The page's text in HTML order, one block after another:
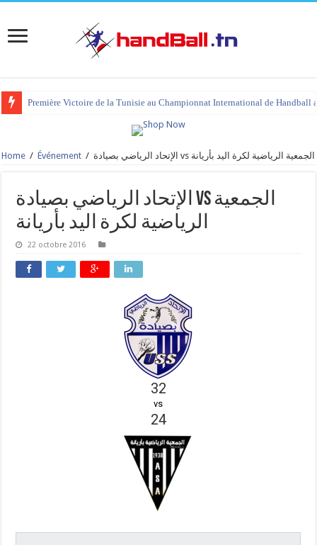
Première Victoire de la Tunisie au Championnat International de Handball
Home / Événement / الإتحاد الرياضي بصيادة vs الجمعية الرياضية لكرة اليد بأريانة
الإتحاد الرياضي بصيادة vs الجمعية
الرياضية لكرة اليد بأريانة
22 octobre 2016
32
vs
24